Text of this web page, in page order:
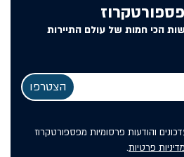
הכי חמות של עולם התיירות
והודעות פרסומיות מפספורטקרוז
פרטיות.